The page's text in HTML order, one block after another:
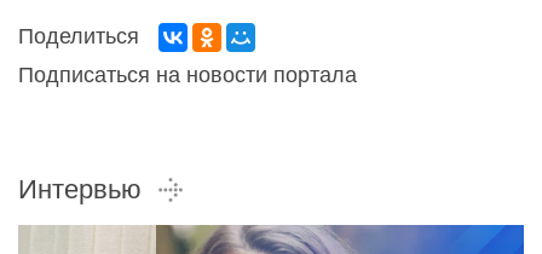
Поделиться
Подписаться на новости портала
Интервью